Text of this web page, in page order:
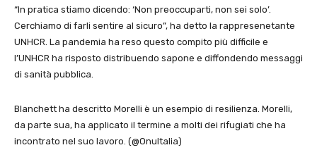
“In pratica stiamo dicendo: ‘Non preoccuparti, non sei solo’.
Cerchiamo di farli sentire al sicuro”, ha detto la rappresenetante
UNHCR. La pandemia ha reso questo compito più difficile e
l’UNHCR ha risposto distribuendo sapone e diffondendo messaggi
di sanità pubblica.
Blanchett ha descritto Morelli è un esempio di resilienza. Morelli,
da parte sua, ha applicato il termine a molti dei rifugiati che ha
incontrato nel suo lavoro. (@OnuItalia)